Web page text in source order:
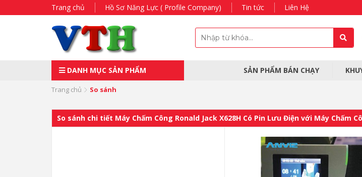
Trang chủ Hồ Sơ Năng Lực ( Profile Company) Tin tức Liên Hệ
DANH MỤC SẢN PHẨM SẢN PHẨM BÁN CHẠY
Trang chủ So sánh
So sánh chi tiết Máy Chấm Công Ronald Jack X628H Có Pin Lưu Điện với Máy Chấm